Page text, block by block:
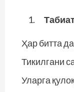
Ҳар битта
Тикилгани
Уларга